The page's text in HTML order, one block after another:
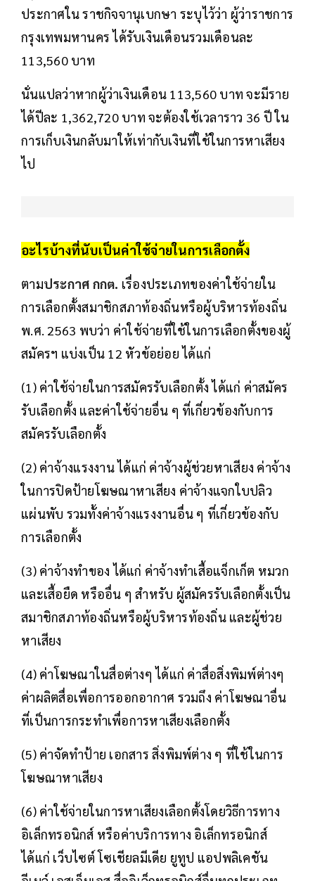
ประกาศใน ราชกิจจานุเบกษา ระบุไว้ว่า ผู้ว่าราชการ
กรุงเทพมหานคร ได้รับเงินเดือนรวมเดือนละ
113,560 บาท
นั่นแปลว่าหากผู้ว่าเงินเดือน 113,560 บาท จะมีราย
ได้ปีละ 1,362,720 บาท จะต้องใช้เวลาราว 36 ปี ใน
การเก็บเงินกลับมาให้เท่ากับเงินที่ใช้ในการหาเสียง
ไป
อะไรบ้างที่นับเป็นค่าใช้จ่ายในการเลือกตั้ง
ตามประกาศ กกต. เรื่องประเภทของค่าใช้จ่ายใน
การเลือกตั้งสมาชิกสภาท้องถิ่นหรือผู้บริหารท้องถิ่น
พ.ศ. 2563 พบว่า ค่าใช้จ่ายที่ใช้ในการเลือกตั้งของผู้
สมัครฯ แบ่งเป็น 12 หัวข้อย่อย ได้แก่
(1) ค่าใช้จ่ายในการสมัครรับเลือกตั้ง ได้แก่ ค่าสมัคร
รับเลือกตั้ง และค่าใช้จ่ายอื่น ๆ ที่เกี่ยวข้องกับการ
สมัครรับเลือกตั้ง
(2) ค่าจ้างแรงงาน ได้แก่ ค่าจ้างผู้ช่วยหาเสียง ค่าจ้าง
ในการปิดป้ายโฆษณาหาเสียง ค่าจ้างแจกใบปลิว
แผ่นพับ รวมทั้งค่าจ้างแรงงานอื่น ๆ ที่เกี่ยวข้องกับ
การเลือกตั้ง
(3) ค่าจ้างทำของ ได้แก่ ค่าจ้างทำเสื้อแจ็กเก็ต หมวก
และเสื้อยืด หรืออื่น ๆ สำหรับ ผู้สมัครรับเลือกตั้งเป็น
สมาชิกสภาท้องถิ่นหรือผู้บริหารท้องถิ่น และผู้ช่วย
หาเสียง
(4) ค่าโฆษณาในสื่อต่างๆ ได้แก่ ค่าสื่อสิ่งพิมพ์ต่างๆ
ค่าผลิตสื่อเพื่อการออกอากาศ รวมถึง ค่าโฆษณาอื่น
ที่เป็นการกระทำเพื่อการหาเสียงเลือกตั้ง
(5) ค่าจัดทำป้าย เอกสาร สิ่งพิมพ์ต่าง ๆ ที่ใช้ในการ
โฆษณาหาเสียง
(6) ค่าใช้จ่ายในการหาเสียงเลือกตั้งโดยวิธีการทาง
อิเล็กทรอนิกส์ หรือค่าบริการทาง อิเล็กทรอนิกส์
ได้แก่ เว็บไซต์ โซเชียลมีเดีย ยูทูป แอปพลิเคชัน